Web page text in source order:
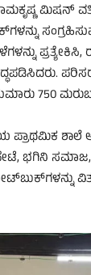
ಮಿಷನ್
ಪ್ರತ್ಯೇಕಿಸಿ,
750
ಶಾಲೆ
ಭಗಿನಿ